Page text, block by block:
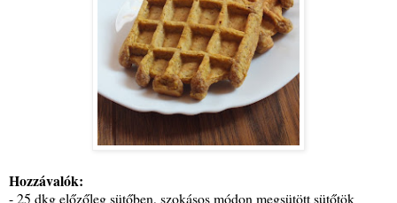
Hozzávalók:
- 25 dkg előzőleg sütőben, szokásos módon megsütött sütőtök